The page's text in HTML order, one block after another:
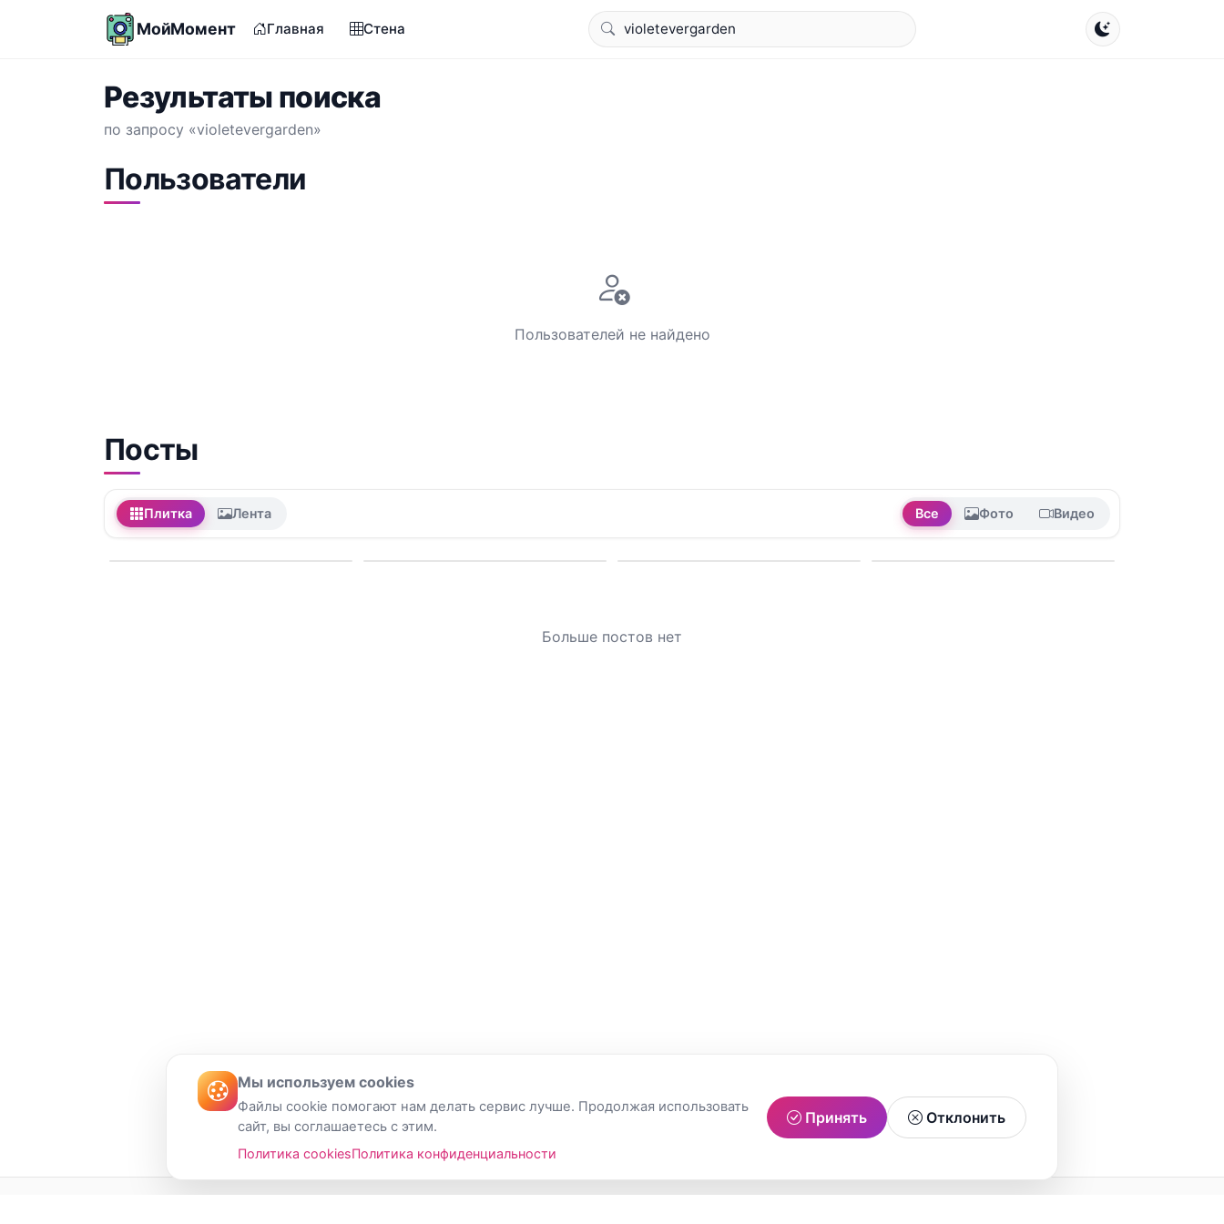
МойМомент Главная Стена
Результаты поиска
по запросу «violetevergarden»
Пользователи
Пользователей не найдено
Посты
Плитка Лента Все Фото Видео
Больше постов нет
Мы используем cookies
Файлы cookie помогают нам делать сервис лучше. Продолжая использовать
сайт, вы соглашаетесь с этим.
Политика cookiesПолитика конфиденциальности
Принять Отклонить